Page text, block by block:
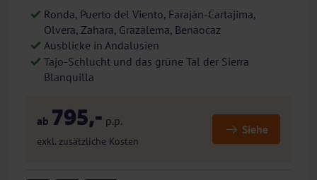
Ronda, Puerto del Viento, Faraján-Cartajima,
Olvera, Zahara, Grazalema, Benaocaz
Ausblicke in Andalusien
Tajo-Schlucht und das grüne Tal der Sierra
Blanquilla
ab 795,- p.p.
exkl. zusätzliche Kosten
Siehe